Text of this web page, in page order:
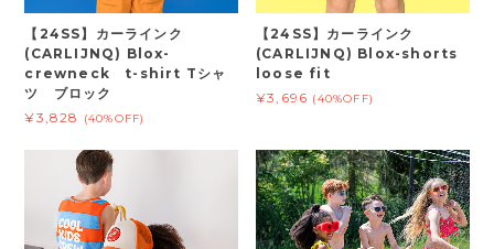
【24SS】カーラインク
(CARLIJNQ) Blox-
crewneck t-shirt Tシャ
ツ ブロック
¥3,828
(40%OFF)
【24SS】カーラインク
(CARLIJNQ) Blox-shorts
loose fit
¥3,696 (40%OFF)